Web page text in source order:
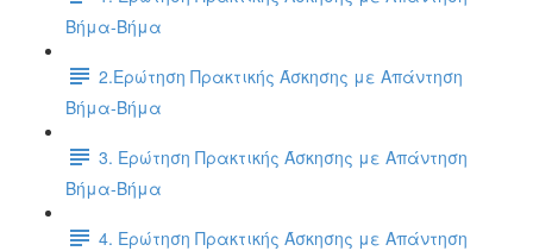
Βήμα-Βήμα
2.Ερώτηση Πρακτικής Άσκησης με Απάντηση
Βήμα-Βήμα
3. Ερώτηση Πρακτικής Άσκησης με Απάντηση
Βήμα-Βήμα
4. Ερώτηση Πρακτικής Άσκησης με Απάντηση